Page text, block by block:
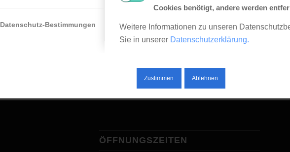
Datenschutz-Bestimmungen
Cookies benötigt, andere werden
Weitere Informationen zu unseren
Sie in unserer Datenschutzerklärung.
Zustimmen Ablehnen
ÖFFNUNGSZEITEN